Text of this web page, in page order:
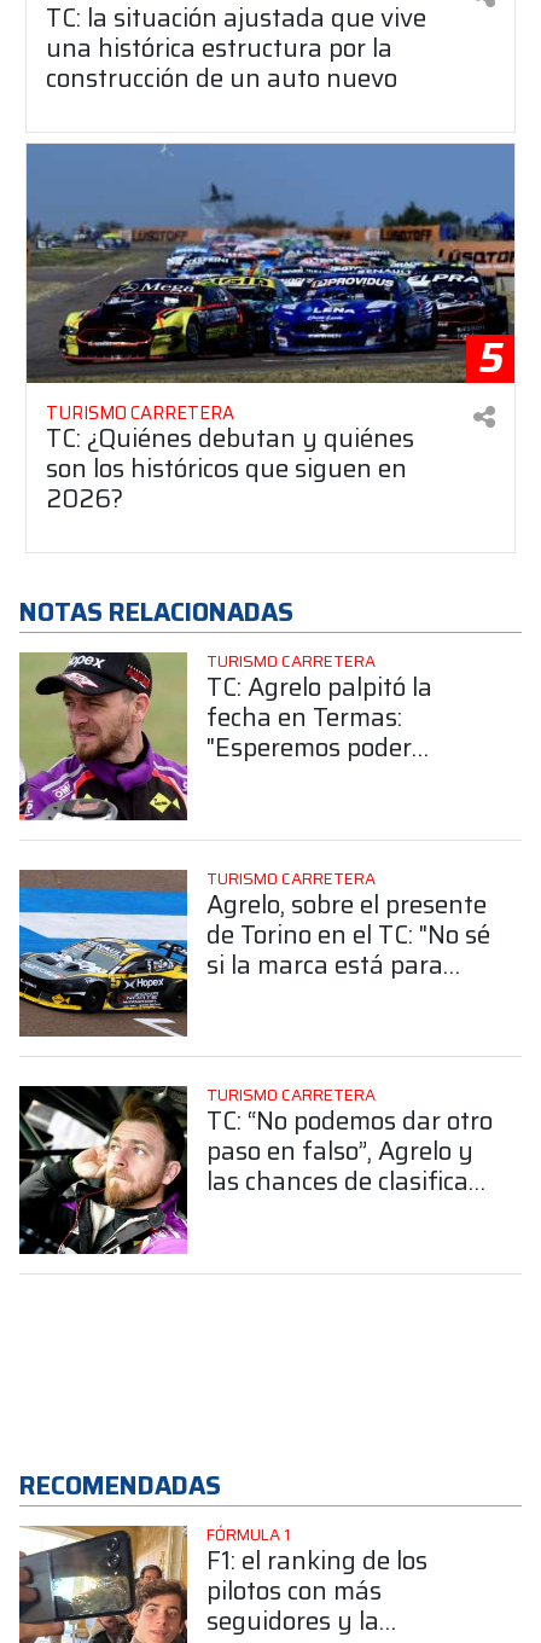
TC: la situación ajustada que vive
una histórica estructura por la
construcción de un auto nuevo
5
TURISMO CARRETERA
TC: ¿Quiénes debutan y quiénes
son los históricos que siguen en
2026?
NOTAS RELACIONADAS
TURISMO CARRETERA
TC: Agrelo palpitó la
fecha en Termas:
"Esperemos poder
TURISMO CARRETERA
Agrelo, sobre el presente
de Torino en el TC: "No sé
si la marca está para
TURISMO CARRETERA
TC: “No podemos dar otro
paso en falso”, Agrelo y
las chances de clasificar
RECOMENDADAS
FÓRMULA 1
F1: el ranking de los
pilotos con más
seguidores y la